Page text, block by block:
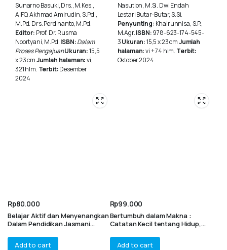
Sunarno Basuki, Drs., M.Kes.,
AIFO. Akhmad Amirudin, S.Pd.,
M.Pd. Drs. Perdinanto, M.Pd.
Editor: Prof. Dr. Rusma
Noortyani, M.Pd.ISBN:Dalam
Proses PengajuanUkuran:15,5
x 23 cmJumlah halaman:vi,
321 hlm. Terbit:Desember
2024
Nasution, M.Si. Dwi Endah
Lestari Butar-Butar, S.Si.
Penyunting: Khairunnisa, S.P.,
M.Agr.ISBN:978-623-174-545-
3Ukuran:15,5 x 23 cmJumlah
halaman:vi + 74 hlm. Terbit:
Oktober 2024
Rp80.000
Belajar Aktif dan Menyenangkan
Dalam Pendidikan Jasmani
Dasar
Add to cart
Rp99.000
Bertumbuh dalam Makna :
Catatan Kecil tentang Hidup,
Add to cart